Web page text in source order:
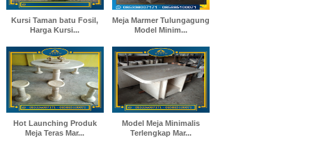
Kursi Taman batu Fosil,
Harga Kursi...
Meja Marmer Tulungagung
Model Minim...
Hot Launching Produk
Meja Teras Mar...
Model Meja Minimalis
Terlengkap Mar...